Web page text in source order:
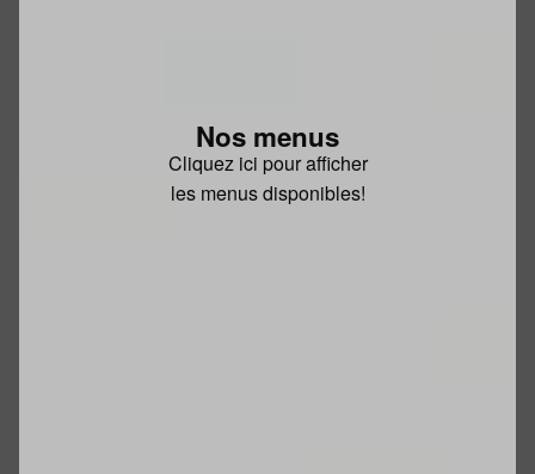
Nos menus
Cliquez ici pour afficher
les menus disponibles!